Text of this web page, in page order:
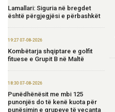
Lamallari: Siguria në bregdet
është përgjegjësi e përbashkët
19:27 07-08-2026
Kombëtarja shqiptare e golfit
fituese e Grupit B në Maltë
18:30 07-08-2026
Punëdhënësit me mbi 125
punonjës do të kenë kuota për
punësimin e grupeve të veçanta